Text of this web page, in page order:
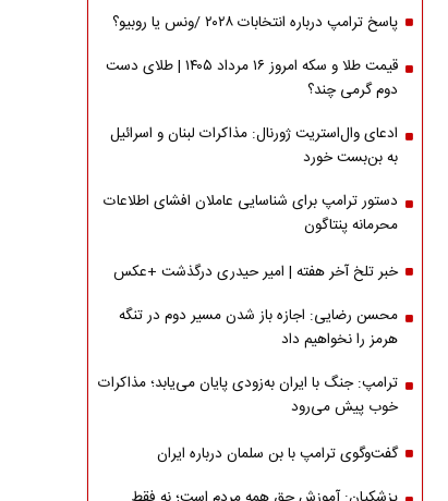
پاسخ ترامپ درباره انتخابات ۲۰۲۸ /ونس یا روبیو؟
قیمت طلا و سکه امروز ۱۶ مرداد ۱۴۰۵ | طلای دست
دوم گرمی چند؟
ادعای وال‌استریت ژورنال: مذاکرات لبنان و اسرائیل
به بن‌بست خورد
دستور ترامپ برای شناسایی عاملان افشای اطلاعات
محرمانه پنتاگون
خبر تلخ آخر هفته | امیر حیدری درگذشت +عکس
محسن رضایی: اجازه باز شدن مسیر دوم در تنگه
هرمز را نخواهیم داد
ترامپ: جنگ با ایران به‌زودی پایان می‌یابد؛ مذاکرات
خوب پیش می‌رود
گفت‌وگوی ترامپ با بن سلمان درباره ایران